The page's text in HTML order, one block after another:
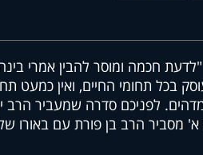
חכמה ומוסר להבין אמרי
בכל תחומי החיים, ואין כמעט
לפניכם סדרה שמעביר הרב
מסביר הרב בן פורת עם באורו של